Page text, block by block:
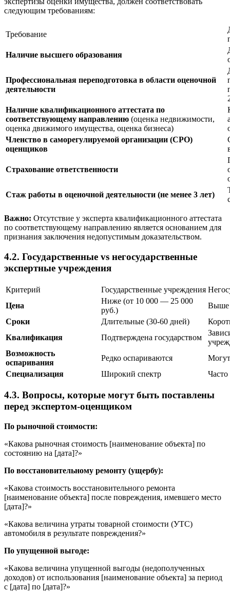
следующим требованиям:
Требование
Наличие высшего образования
Профессиональная переподготовка в области оценочной
деятельности
Наличие квалификационного аттестата по
соответствующему направлению (оценка недвижимости,
оценка движимого имущества, оценка бизнеса)
Членство в саморегулируемой организации (СРО)
оценщиков
Страхование ответственности
Стаж работы в оценочной деятельности (не менее 3 лет)
Важно: Отсутствие у эксперта квалификационного аттестата
по соответствующему направлению является основанием для
признания заключения недопустимым доказательством.
4.2. Государственные vs негосударственные
экспертные учреждения
Критерий Государственные учреждения
Цена
Ниже (от 10 000 — 25 000
руб.)
Выше
Сроки
Длительные (30-60 дней)
Квалификация
Подтверждена государством
Возможность
оспаривания
Редко оспариваются
Специализация
Широкий спектр Часто
4.3. Вопросы, которые могут быть поставлены
перед экспертом-оценщиком
По рыночной стоимости:
«Какова рыночная стоимость [наименование объекта] по
состоянию на [дата]?»
По восстановительному ремонту (ущербу):
«Какова стоимость восстановительного ремонта
[наименование объекта] после повреждения, имевшего место
[дата]?»
«Какова величина утраты товарной стоимости (УТС)
автомобиля в результате повреждения?»
По упущенной выгоде:
«Какова величина упущенной выгоды (недополученных
доходов) от использования [наименование объекта] за период
с [дата] по [дата]?»